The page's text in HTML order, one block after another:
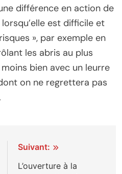
différence en action de
est difficile et
», par exemple en
les abris au plus
bien avec un leurre
on ne regrettera pas
Suivant:
L’ouverture à la